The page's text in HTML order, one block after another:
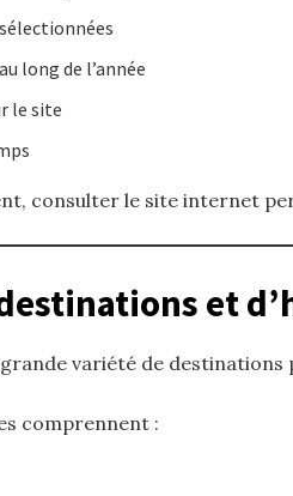
long de l’année
le site
consulter le site internet
et
variété de destinations
comprennent :